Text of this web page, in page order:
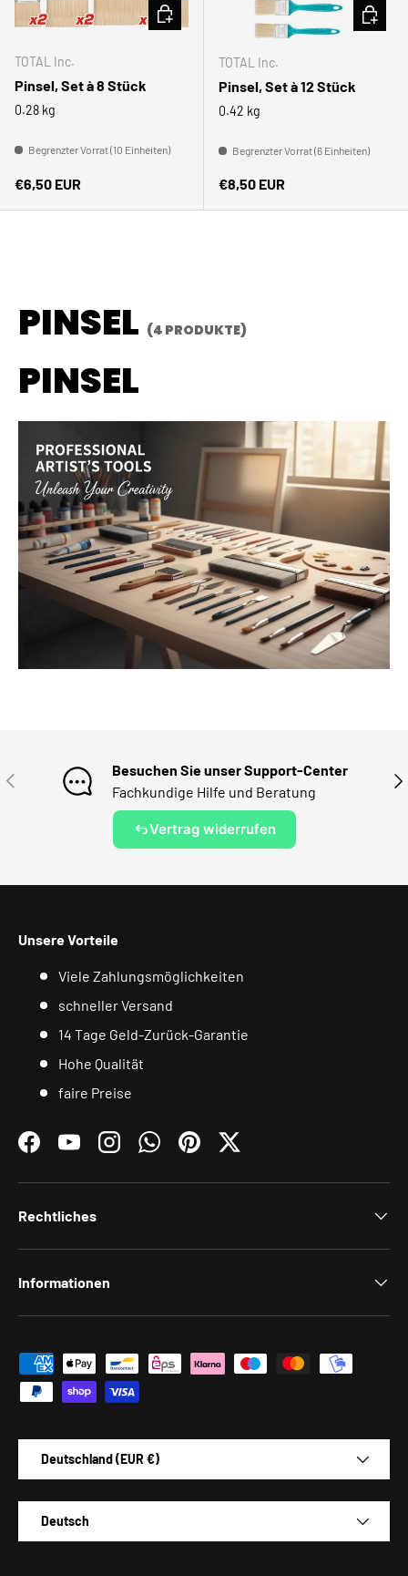
TOTAL Inc.
Pinsel, Set à 8 Stück
0.28 kg
Begrenzter Vorrat (10 Einheiten)
Normaler Preis
€6,50 EUR
IN DEN WARENKORB
TOTAL Inc.
Pinsel, Set à 12 Stück
0.42 kg
Begrenzter Vorrat (6 Einheiten)
Normaler Preis
€8,50 EUR
IN DEN
PINSEL (4 PRODUKTE)
PINSEL
VORHERIGE
Besuchen Sie unser Support-Center
Fachkundige Hilfe und Beratung
Vertrag widerrufen
Unsere Vorteile
Viele Zahlungsmöglichkeiten
schneller Versand
14 Tage Geld-Zurück-Garantie
Hohe Qualität
faire Preise
FacebookYouTubeInstagramWhatsAppPinterestTwitter
Rechtliches
Informationen
Zahlungsmethoden
Deutschland (EUR €)
Deutsch